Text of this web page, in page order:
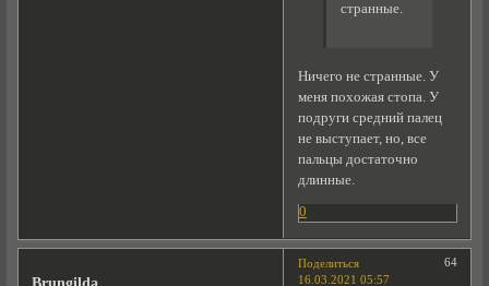
странные.
Ничего не странные. У
меня похожая стопа. У
подруги средний палец
не выступает, но, все
пальцы достаточно
длинные.
0
Поделиться
64
16.03.2021 05:57
Brungilda